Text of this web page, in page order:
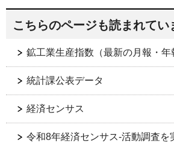
こちらのページも読まれてい
鉱工業生産指数（最新の月報・年
統計課公表データ
経済センサス
令和8年経済センサス-活動調査を